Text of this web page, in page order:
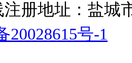
注册地址：盐城
20028615号-1